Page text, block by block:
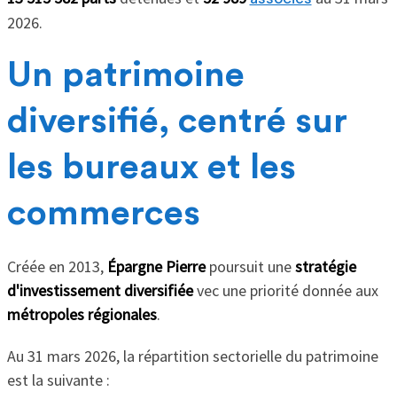
2026.
Un patrimoine
diversifié, centré sur
les bureaux et les
commerces
Créée en 2013, Épargne Pierrepoursuit unestratégie
d'investissement diversifiéevec une priorité donnée aux
métropoles régionales.
Au 31 mars 2026, la répartition sectorielle du patrimoine
est la suivante :